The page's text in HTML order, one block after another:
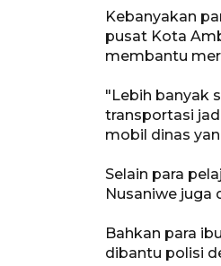
Kebanyakan
pusat Kota
membantu
"Lebih banyak
transportasi
mobil dinas
Selain para
Nusaniwe
Bahkan para
dibantu polisi